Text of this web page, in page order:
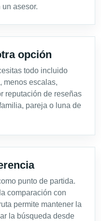
asesor.
opción
todo incluido
menos escalas,
reputación de reseñas
pareja o luna de
punto de partida.
comparación con
permite mantener la
la búsqueda desde